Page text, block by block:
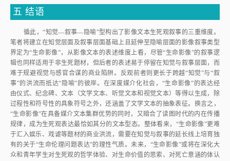
五 结语
循此，“知觉—叙事—隐喻”型构出了影像文本生死观叙事的三重维度。
笔者将建立在知觉层面及叙事层面基础上且延伸至隐喻层面的影像叙事类型
界定为“生命影像”，从影像文本的表述维度上看，尽管“生命影像”的叙事逻
辑也同样适用于非生死题材，但后者的表述易于停留在知觉与叙事层面，而
难于规避视觉与感官合谋的商业陷阱。反观前者则更长于跨越“知觉”与“叙
事”的洪流而抵达“隐喻”的彼岸。在深度媒介化社会，“生命影像”的表达经
由仪式、纪念碑、文本（文学文本、听觉文本和视觉文本）等得以生成，除
过程性和符号性的具象符号之外，还涵盖了文学文本的抽象表征。换言之，
“生命影像”在具备媒介文本集群优势的同时，又暗合了读图时代的内在传播
规律，成为生死观表达最恰如其分的文本型态。整体看来，“生命影像”更难
于汇入娱乐、戏谑等题材的商业洪流，需要在知觉与叙事的延长线上培育独
有的关于“生命伦理问题表达”的理性气质。未来，“生命影像”或将在深化大
众和青年学生对生死观的哲学体验、对生命价值的思索、对死亡意涵的体认